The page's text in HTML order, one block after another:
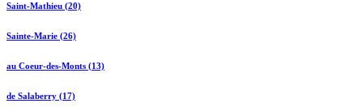
Saint-Mathieu (20)
Sainte-Marie (26)
au Coeur-des-Monts (13)
de Salaberry (17)